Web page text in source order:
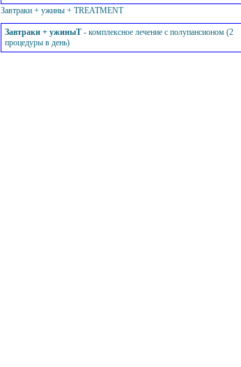
Завтраки + ужины + TREATMENT
Завтраки + ужиныT - комплексное лечение с полупансионом (2
процедуры в день)